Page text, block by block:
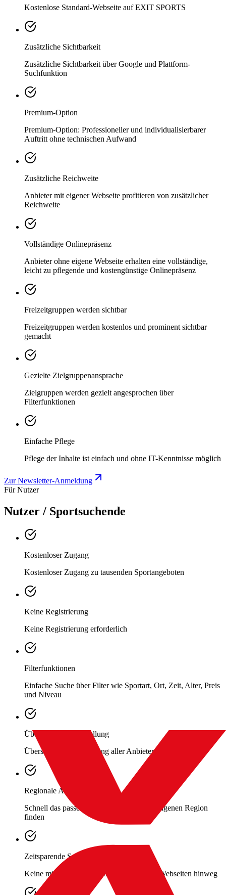
Kostenlose Standard-Webseite auf EXIT SPORTS
Zusätzliche Sichtbarkeit
Zusätzliche Sichtbarkeit über Google und Plattform-
Suchfunktion
Premium-Option
Premium-Option: Professioneller und individualisierbarer
Auftritt ohne technischen Aufwand
Zusätzliche Reichweite
Anbieter mit eigener Webseite profitieren von zusätzlicher
Reichweite
Vollständige Onlinepräsenz
Anbieter ohne eigene Webseite erhalten eine vollständige,
leicht zu pflegende und kostengünstige Onlinepräsenz
Freizeitgruppen werden sichtbar
Freizeitgruppen werden kostenlos und prominent sichtbar
gemacht
Gezielte Zielgruppenansprache
Zielgruppen werden gezielt angesprochen über
Filterfunktionen
Einfache Pflege
Pflege der Inhalte ist einfach und ohne IT-Kenntnisse möglich
Zur Newsletter-Anmeldung
Für Nutzer
Nutzer / Sportsuchende
Kostenloser Zugang
Kostenloser Zugang zu tausenden Sportangeboten
Keine Registrierung
Keine Registrierung erforderlich
Filterfunktionen
Einfache Suche über Filter wie Sportart, Ort, Zeit, Alter, Preis
und Niveau
Übersichtliche Darstellung
Übersichtliche Darstellung aller Anbieter und Angebote
Regionale Angebote
Schnell das passende Sportangebot in der eigenen Region
finden
Zeitsparende Suche
Keine mühsame Suche über verschiedene Webseiten hinweg